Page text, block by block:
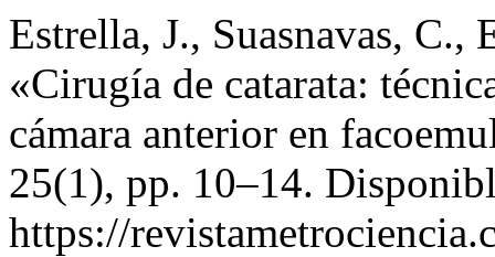
Estrella, J., Suasnavas, C.,
«Cirugía de catarata:
cámara anterior en
25(1), pp. 10–14.
https://